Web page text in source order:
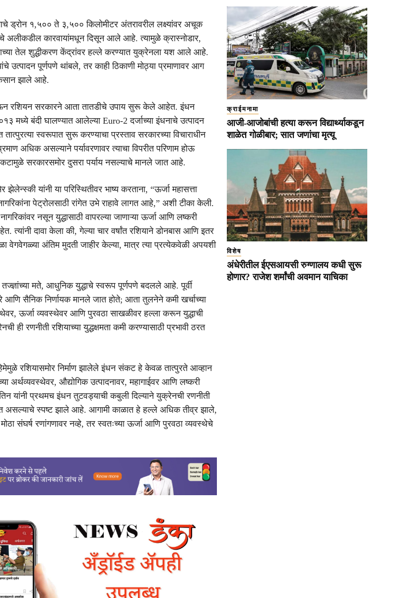
ड्रोन १,५०० ते ३,५०० किलोमीटर अंतरावरील लक्ष्यांवर अचूक
अलीकडील कारवायांमधून दिसून आले आहे. त्यामुळे क्रास्नोडार,
तेल शुद्धीकरण केंद्रांवर हल्ले करण्यात युक्रेनला यश आले आहे.
उत्पादन पूर्णपणे थांबले, तर काही ठिकाणी मोठ्या प्रमाणावर आग
झाले आहे.
घेऊन रशियन सरकारने आता तातडीचे उपाय सुरू केले आहेत. इंधन
मध्ये बंदी घालण्यात आलेल्या Euro-2 दर्जाच्या इंधनाचे उत्पादन
स्वरूपात सुरू करण्याचा प्रस्ताव सरकारच्या विचाराधीन
अधिक असल्याने पर्यावरणावर त्याचा विपरीत परिणाम होऊ
सरकारसमोर दुसरा पर्याय नसल्याचे मानले जात आहे.
झेलेन्स्की यांनी या परिस्थितीवर भाष्य करताना, “ऊर्जा महासत्ता
पेट्रोलसाठी रांगेत उभे राहावे लागत आहे,” अशी टीका केली.
नसून युद्धासाठी वापरल्या जाणाऱ्या ऊर्जा आणि लष्करी
त्यांनी दावा केला की, गेल्या चार वर्षांत रशियाने डोनबास आणि इतर
वेगवेगळ्या अंतिम मुदती जाहीर केल्या, मात्र त्या प्रत्येकवेळी अपयशी
तज्ज्ञांच्या मते, आधुनिक युद्धाचे स्वरूप पूर्णपणे बदलले आहे. पूर्वी
आणि सैनिक निर्णायक मानले जात होते; आता तुलनेने कमी खर्चाच्या
ऊर्जा व्यवस्थेवर आणि पुरवठा साखळीवर हल्ला करून युद्धाची
ही रणनीती रशियाच्या युद्धक्षमता कमी करण्यासाठी प्रभावी ठरत
रशियासमोर निर्माण झालेले इंधन संकट हे केवळ तात्पुरते आव्हान
अर्थव्यवस्थेवर, औद्योगिक उत्पादनावर, महागाईवर आणि लष्करी
यांनी प्रथमच इंधन तुटवड्याची कबुली दिल्याने युक्रेनची रणनीती
असल्याचे स्पष्ट झाले आहे. आगामी काळात हे हल्ले अधिक तीव्र झाले,
मोठा संघर्ष रणांगणावर नव्हे, तर स्वतःच्या ऊर्जा आणि पुरवठा व्यवस्थेचे
क्राईमनामा
आजी-आजोबांची हत्या करून विद्यार्थ्याकडून
शाळेत गोळीबार; सात जणांचा मृत्यू
विशेष
अंधेरीतील ईएसआयसी रुग्णालय कधी सुरू
होणार? राजेश शर्मांची अवमान याचिका